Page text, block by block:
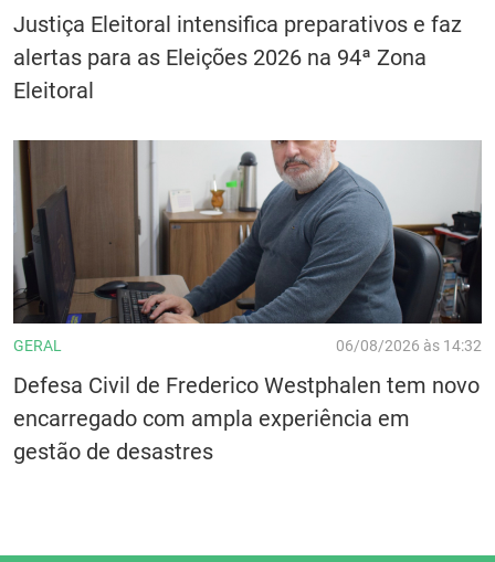
Justiça Eleitoral intensifica preparativos e faz
alertas para as Eleições 2026 na 94ª Zona
Eleitoral
GERAL 06/08/2026 às 14:32
Defesa Civil de Frederico Westphalen tem novo
encarregado com ampla experiência em
gestão de desastres